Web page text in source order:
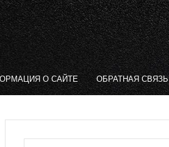
О САЙТЕ ОБРАТНАЯ СВЯЗЬ